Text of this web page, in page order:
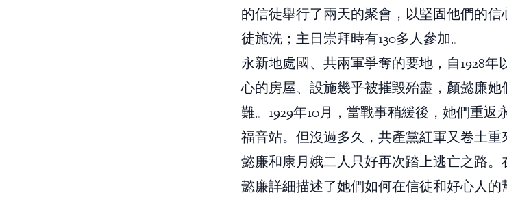
的信徒舉行了兩天的聚會，以堅固他們的信
徒施洗；主日崇拜時有130多人參加。
永新地處國、共兩軍爭奪的要地，自1928
心的房屋、設施幾乎被摧毀殆盡，顏懿廉
難。1929年10月，當戰事稍緩後，她們重
福音站。但沒過多久，共產黨紅軍又卷土重
懿廉和康月娥二人只好再次踏上逃亡之路。
懿廉詳細描述了她們如何在信徒和好心人